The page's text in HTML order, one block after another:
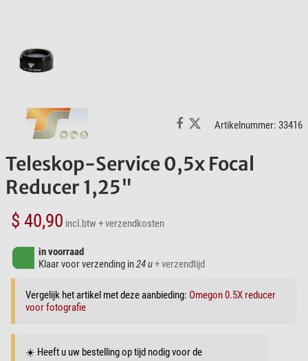
Artikelnummer: 33416
Teleskop-Service 0,5x Focal
Reducer 1,25"
$ 40,90 incl.btw+ verzendkosten
in voorraad
Klaar voor verzending in24 u+ verzendtijd
Vergelijk het artikel met deze aanbieding: Omegon 0.5X reducer
voor fotografie
☀️ Heeft u uw bestelling op tijd nodig voor de